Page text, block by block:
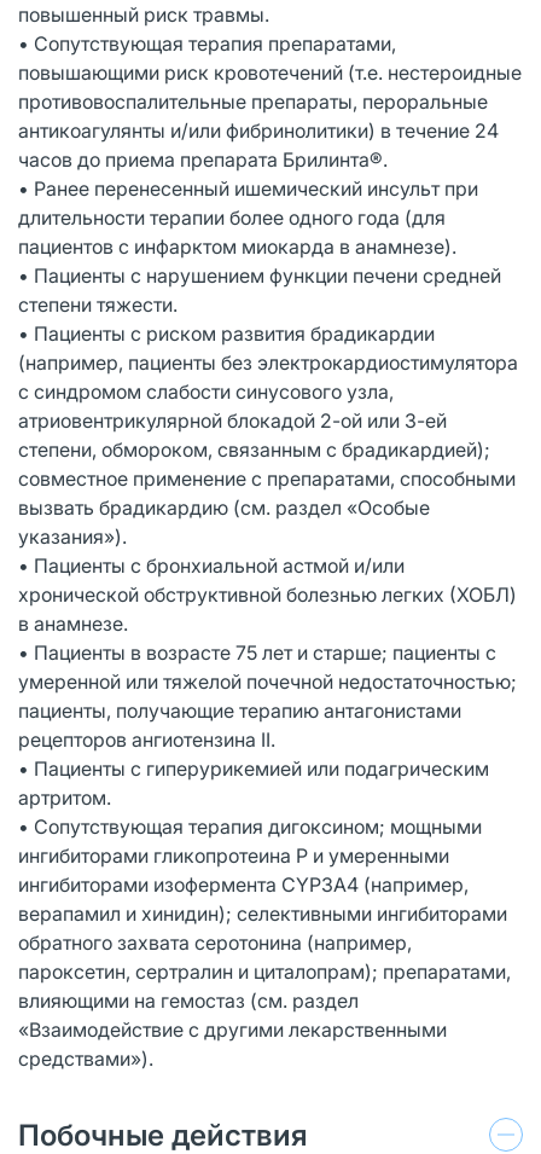
повышенный риск травмы.
• Сопутствующая терапия препаратами,
повышающими риск кровотечений (т.е. нестероидные
противовоспалительные препараты, пероральные
антикоагулянты и/или фибринолитики) в течение 24
часов до приема препарата Брилинта®.
• Ранее перенесенный ишемический инсульт при
длительности терапии более одного года (для
пациентов с инфарктом миокарда в анамнезе).
• Пациенты с нарушением функции печени средней
степени тяжести.
• Пациенты с риском развития брадикардии
(например, пациенты без электрокардиостимулятора
с синдромом слабости синусового узла,
атриовентрикулярной блокадой 2-ой или 3-ей
степени, обмороком, связанным с брадикардией);
совместное применение с препаратами, способными
вызвать брадикардию (см. раздел «Особые
указания»).
• Пациенты с бронхиальной астмой и/или
хронической обструктивной болезнью легких (ХОБЛ)
в анамнезе.
• Пациенты в возрасте 75 лет и старше; пациенты с
умеренной или тяжелой почечной недостаточностью;
пациенты, получающие терапию антагонистами
рецепторов ангиотензина II.
• Пациенты с гиперурикемией или подагрическим
артритом.
• Сопутствующая терапия дигоксином; мощными
ингибиторами гликопротеина P и умеренными
ингибиторами изофермента CYP3A4 (например,
верапамил и хинидин); селективными ингибиторами
обратного захвата серотонина (например,
пароксетин, сертралин и циталопрам); препаратами,
влияющими на гемостаз (см. раздел
«Взаимодействие с другими лекарственными
средствами»).
Побочные действия